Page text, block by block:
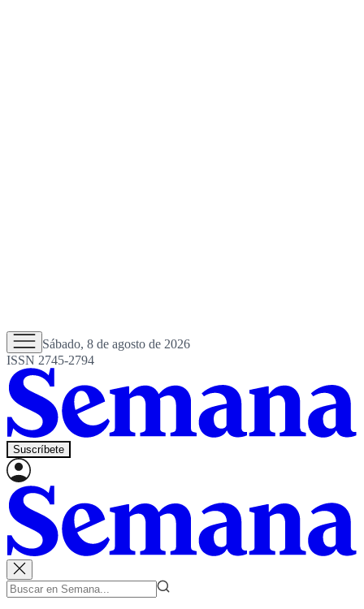
Sábado, 8 de agosto de 2026
ISSN 2745-2794
Suscríbete